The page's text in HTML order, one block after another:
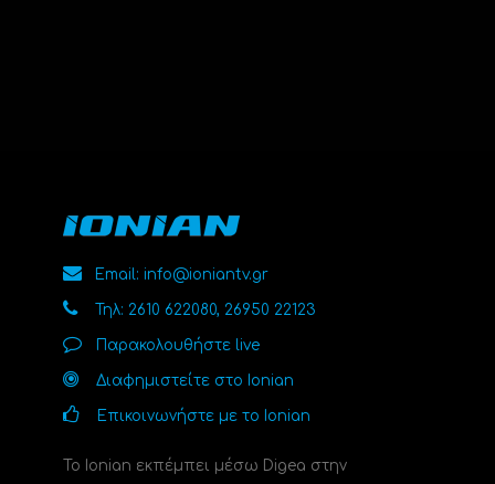
Email: info@ioniantv.gr
Τηλ: 2610 622080, 26950 22123
Παρακολουθήστε live
Διαφημιστείτε στο Ionian
Επικοινωνήστε με το Ionian
Το Ionian εκπέμπει μέσω Digea στην